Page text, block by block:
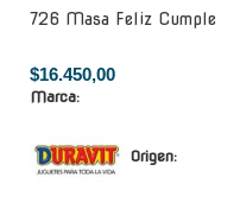
726 Masa Feliz Cumple
$16.450,00
Marca:
Origen: